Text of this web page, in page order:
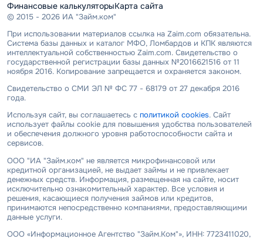
Финансовые калькуляторыКарта сайта
© 2015 - 2026 ИА "Займ.ком"
При использовании материалов ссылка на Zaim.com обязательна.
Система базы данных и каталог МФО, Ломбардов и КПК являются
интеллектуальной собственностью Zaim.com. Свидетельство о
государственной регистрации базы данных №2016621516 от 11
ноября 2016. Копирование запрещается и охраняется законом.
Свидетельство о СМИ ЭЛ № ФС 77 - 68179 от 27 декабря 2016
года.
Используя сайт, вы соглашаетесь с политикой cookies. Сайт
использует файлы cookie для повышения удобства пользователей
и обеспечения должного уровня работоспособности сайта и
сервисов.
ООО "ИА "Займ.ком" не является микрофинансовой или
кредитной организацией, не выдает займы и не привлекает
денежных средств. Информация, размещенная на сайте, носит
исключительно ознакомительный характер. Все условия и
решения, касающиеся получения займов или кредитов,
принимаются непосредственно компаниями, предоставляющими
данные услуги.
ООО «Информационное Агентство "Займ.Ком"», ИНН: 7723411020,